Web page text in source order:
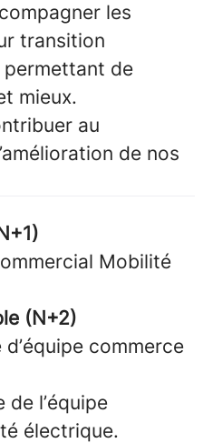
les
transition
permettant de
mieux.
au
de nos
Mobilité
(N+2)
commerce
de l’équipe
électrique.